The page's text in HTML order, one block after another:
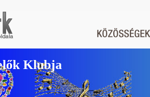
Klubja